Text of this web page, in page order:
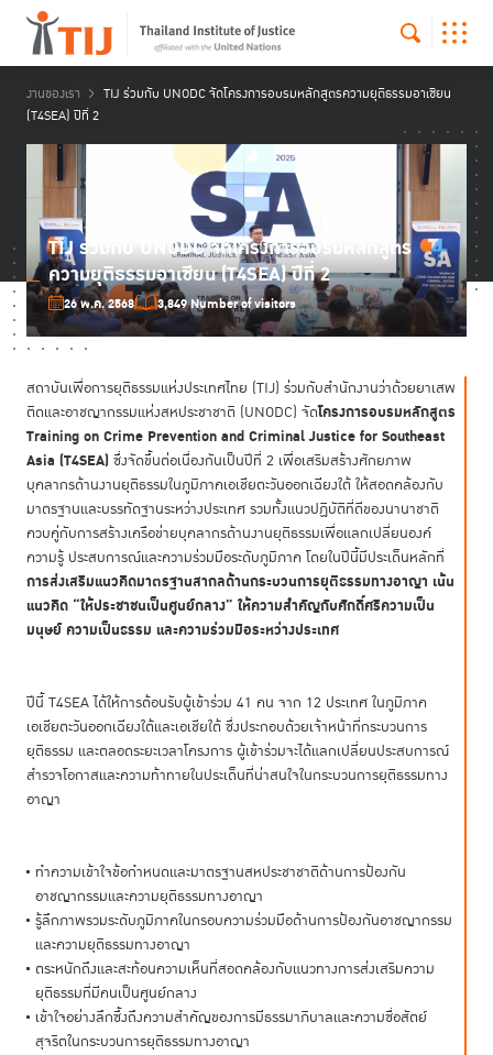
งานของเรา
TIJ ร่วมกับ UNODC จัดโครงการอบรมหลักสูตรความยุติธรรมอาเซียน
(T4SEA) ปีที่ 2
TIJ ร่วมกับ UNODC จัดโครงการอบรมหลักสูตร
ความยุติธรรมอาเซียน (T4SEA) ปีที่ 2
26 พ.ค. 2568 3,849 Number of visitors
สถาบันเพื่อการยุติธรรมแห่งประเทศไทย (TIJ) ร่วมกับสำนักงานว่าด้วยยาเสพ
ติดและอาชญากรรมแห่งสหประชาชาติ (UNODC) จัดโครงการอบรมหลักสูตร
Training on Crime Prevention and Criminal Justice for Southeast
Asia (T4SEA) ซึ่งจัดขึ้นต่อเนื่องกันเป็นปีที่ 2 เพื่อเสริมสร้างศักยภาพ
บุคลากรด้านงานยุติธรรมในภูมิภาคเอเชียตะวันออกเฉียงใต้ ให้สอดคล้องกับ
มาตรฐานและบรรทัดฐานระหว่างประเทศ รวมทั้งแนวปฏิบัติที่ดีของนานาชาติ
ควบคู่กับการสร้างเครือข่ายบุคลากรด้านงานยุติธรรมเพื่อแลกเปลี่ยนองค์
ความรู้ ประสบการณ์และความร่วมมือระดับภูมิภาค โดยในปีนี้มีประเด็นหลักที่
การส่งเสริมแนวคิดมาตรฐานสากลด้านกระบวนการยุติธรรมทางอาญา เน้น
แนวคิด “ให้ประชาชนเป็นศูนย์กลาง” ให้ความสำคัญกับศักดิ์ศรีความเป็น
มนุษย์ ความเป็นธรรม และความร่วมมือระหว่างประเทศ
ปีนี้ T4SEA ได้ให้การต้อนรับผู้เข้าร่วม 41 คน จาก 12 ประเทศ ในภูมิภาค
เอเชียตะวันออกเฉียงใต้และเอเชียใต้ ซึ่งประกอบด้วยเจ้าหน้าที่กระบวนการ
ยุติธรรม และตลอดระยะเวลาโครงการ ผู้เข้าร่วมจะได้แลกเปลี่ยนประสบการณ์
สำรวจโอกาสและความท้าทายในประเด็นที่น่าสนใจในกระบวนการยุติธรรมทาง
อาญา
ทำความเข้าใจข้อกำหนดและมาตรฐานสหประชาชาติด้านการป้องกัน
อาชญากรรมและความยุติธรรมทางอาญา
รู้ลึกภาพรวมระดับภูมิภาคในกรอบความร่วมมือด้านการป้องกันอาชญากรรม
และความยุติธรรมทางอาญา
ตระหนักถึงและสะท้อนความเห็นที่สอดคล้องกับแนวทางการส่งเสริมความ
ยุติธรรมที่มีคนเป็นศูนย์กลาง
เข้าใจอย่างลึกซึ้งถึงความสำคัญของการมีธรรมาภิบาลและความซื่อสัตย์
สุจริตในกระบวนการยุติธรรมทางอาญา